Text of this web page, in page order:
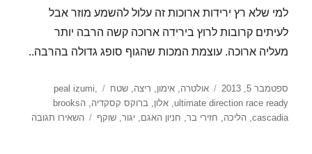
למי שלא רץ ירידות ארוכות זה עלול להשמע מוזר אבל
לעיתים קרובות לרוץ בירידה ארוכה קשה הרבה יותר
מעליה ארוכה. עוצמת המכות שהגוף סופג גדולה בהרבה..
פורסם
בתאריך
ספטמבר 5, 2013 קטגוריות
אולטרה,אימון, ריצה,שטח תגיות
peal izumi,
ultimate direction race ready
,אלון,ברוקס קסקדיה, הbrooks
cascadia
,הליכה, חזירי בר, חניון האגם,יגור,שוקף השאירו תגובה